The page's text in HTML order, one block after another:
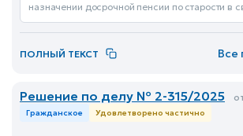
назначении досрочной пенсии по старости в
ПОЛНЫЙ ТЕКСТ Все
Решение по делу № 2-315/2025
Гражданское Удовлетворено частично